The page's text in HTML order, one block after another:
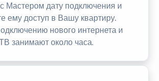
Мастером дату подключения и
ему доступ в Вашу квартиру.
нового интернета и
занимают около часа.